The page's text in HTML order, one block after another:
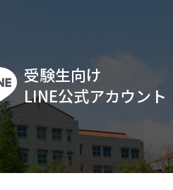
受験生向け
LINE公式アカウント